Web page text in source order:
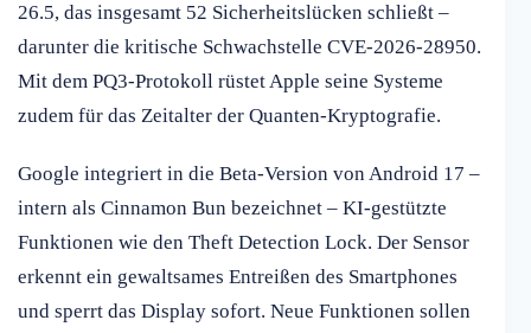
26.5, das insgesamt 52 Sicherheitslücken schließt –
darunter die kritische Schwachstelle CVE-2026-28950.
Mit dem PQ3-Protokoll rüstet Apple seine Systeme
zudem für das Zeitalter der Quanten-Kryptografie.
Google integriert in die Beta-Version von Android 17 –
intern als Cinnamon Bun bezeichnet – KI-gestützte
Funktionen wie den Theft Detection Lock. Der Sensor
erkennt ein gewaltsames Entreißen des Smartphones
und sperrt das Display sofort. Neue Funktionen sollen